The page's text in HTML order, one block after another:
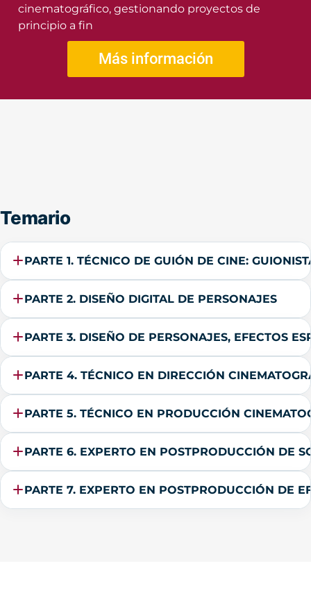
cinematográfico, gestionando proyectos de
principio a fin
Más información
Temario
PARTE 1. TÉCNICO DE GUIÓN DE CINE:
PARTE 2. DISEÑO DIGITAL DE PERSONAJES
PARTE 3. DISEÑO DE PERSONAJES, EFECTOS
PARTE 4. TÉCNICO EN DIRECCIÓN
PARTE 5. TÉCNICO EN PRODUCCIÓN
PARTE 6. EXPERTO EN POSTPRODUCCIÓN DE
PARTE 7. EXPERTO EN POSTPRODUCCIÓN DE